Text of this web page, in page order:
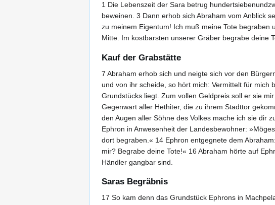
1 Die Lebenszeit der Sara betrug
beweinen. 3 Dann erhob sich Abraham vom Anblick
zu meinem Eigentum! Ich muß meine Tote
Mitte. Im kostbarsten unserer Gräber begrabe deine
Kauf der Grabstätte
7 Abraham erhob sich und neigte sich vor den
und von ihr scheide, so hört mich: Vermittelt für
Grundstücks liegt. Zum vollen Geldpreis soll er sie
Gegenwart aller Hethiter, die zu ihrem Stadttor
den Augen aller Söhne des Volkes mache ich sie dir
Ephron in Anwesenheit der Landesbewohner:
dort begraben.« 14 Ephron entgegnete dem
mir? Begrabe deine Tote!« 16 Abraham hörte auf
Händler gangbar sind.
Saras Begräbnis
17 So kam denn das Grundstück Ephrons in